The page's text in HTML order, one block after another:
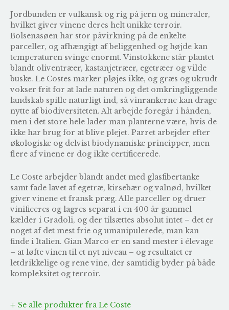
Jordbunden er vulkansk og rig på jern og mineraler,
hvilket giver vinene deres helt unikke terroir.
Bolsenasøen har stor påvirkning på de enkelte
parceller, og afhængigt af beliggenhed og højde kan
temperaturen svinge enormt. Vinstokkene står plantet
blandt oliventræer, kastanjetræer, egetræer og vilde
buske. Le Costes marker pløjes ikke, og græs og ukrudt
vokser frit for at lade naturen og det omkringliggende
landskab spille naturligt ind, så vinrankerne kan drage
nytte af biodiversiteten. Alt arbejde foregår i hånden,
men i det store hele lader man planterne være, hvis de
ikke har brug for at blive plejet. Parret arbejder efter
økologiske og delvist biodynamiske principper, men
flere af vinene er dog ikke certificerede.
Le Coste arbejder blandt andet med glasfibertanke
samt fade lavet af egetræ, kirsebær og valnød, hvilket
giver vinene et fransk præg. Alle parceller og druer
vinificeres og lagres separat i en 400 år gammel
kælder i Gradoli, og der tilsættes absolut intet – det er
noget af det mest frie og umanipulerede, man kan
finde i Italien. Gian Marco er en sand mester i élevage
– at løfte vinen til et nyt niveau – og resultatet er
letdrikkelige og rene vine, der samtidig byder på både
kompleksitet og terroir.
Se alle produkter fra Le Coste